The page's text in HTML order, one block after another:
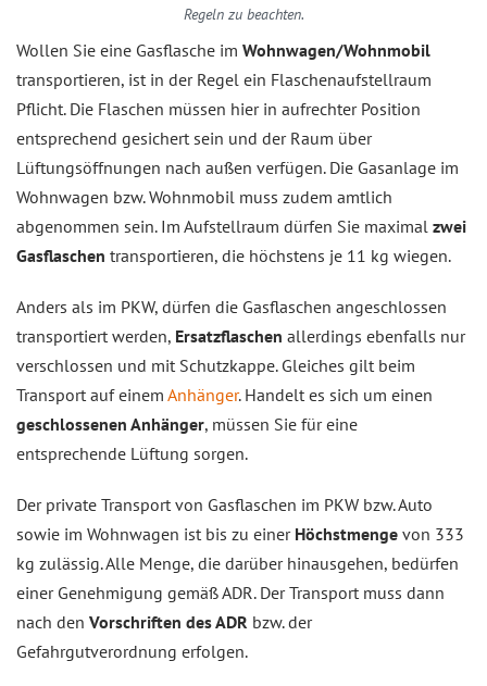
Regeln zu beachten.
Wollen Sie eine Gasflasche im Wohnwagen/Wohnmobil
transportieren, ist in der Regel ein Flaschenaufstellraum
Pflicht. Die Flaschen müssen hier in aufrechter Position
entsprechend gesichert sein und der Raum über
Lüftungsöffnungen nach außen verfügen. Die Gasanlage im
Wohnwagen bzw. Wohnmobil muss zudem amtlich
abgenommen sein. Im Aufstellraum dürfen Sie maximal zwei
Gasflaschen transportieren, die höchstens je 11 kg wiegen.
Anders als im PKW, dürfen die Gasflaschen angeschlossen
transportiert werden, Ersatzflaschen allerdings ebenfalls nur
verschlossen und mit Schutzkappe. Gleiches gilt beim
Transport auf einem Anhänger. Handelt es sich um einen
geschlossenen Anhänger, müssen Sie für eine
entsprechende Lüftung sorgen.
Der private Transport von Gasflaschen im PKW bzw. Auto
sowie im Wohnwagen ist bis zu einer Höchstmenge von 333
kg zulässig. Alle Menge, die darüber hinausgehen, bedürfen
einer Genehmigung gemäß ADR. Der Transport muss dann
nach den Vorschriften des ADR bzw. der
Gefahrgutverordnung erfolgen.